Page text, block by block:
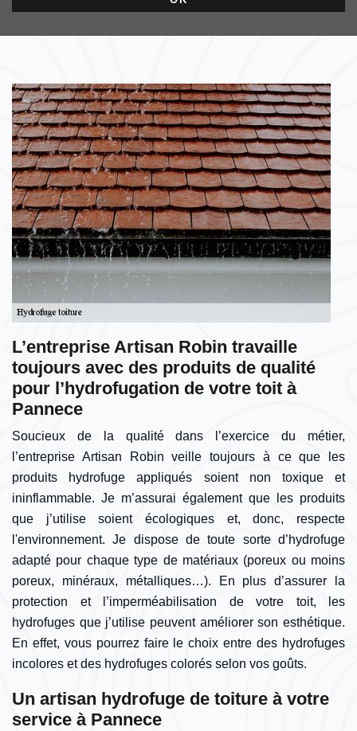
L’entreprise Artisan Robin travaille
toujours avec des produits de qualité
pour l’hydrofugation de votre toit à
Pannece
Soucieux de la qualité dans l’exercice du métier,
l’entreprise Artisan Robin veille toujours à ce que les
produits hydrofuge appliqués soient non toxique et
ininflammable. Je m’assurai également que les produits
que j’utilise soient écologiques et, donc, respecte
l'environnement. Je dispose de toute sorte d’hydrofuge
adapté pour chaque type de matériaux (poreux ou moins
poreux, minéraux, métalliques…). En plus d’assurer la
protection et l’imperméabilisation de votre toit, les
hydrofuges que j’utilise peuvent améliorer son esthétique.
En effet, vous pourrez faire le choix entre des hydrofuges
incolores et des hydrofuges colorés selon vos goûts.
Un artisan hydrofuge de toiture à votre
service à Pannece